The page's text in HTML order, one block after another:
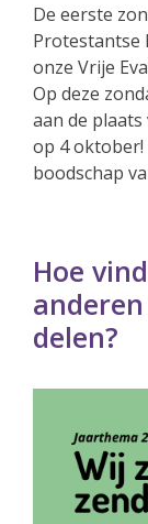
De eerste
Protestantse
onze Vrije
Op deze
aan de
op 4 oktober!
boodschap
Hoe
delen?